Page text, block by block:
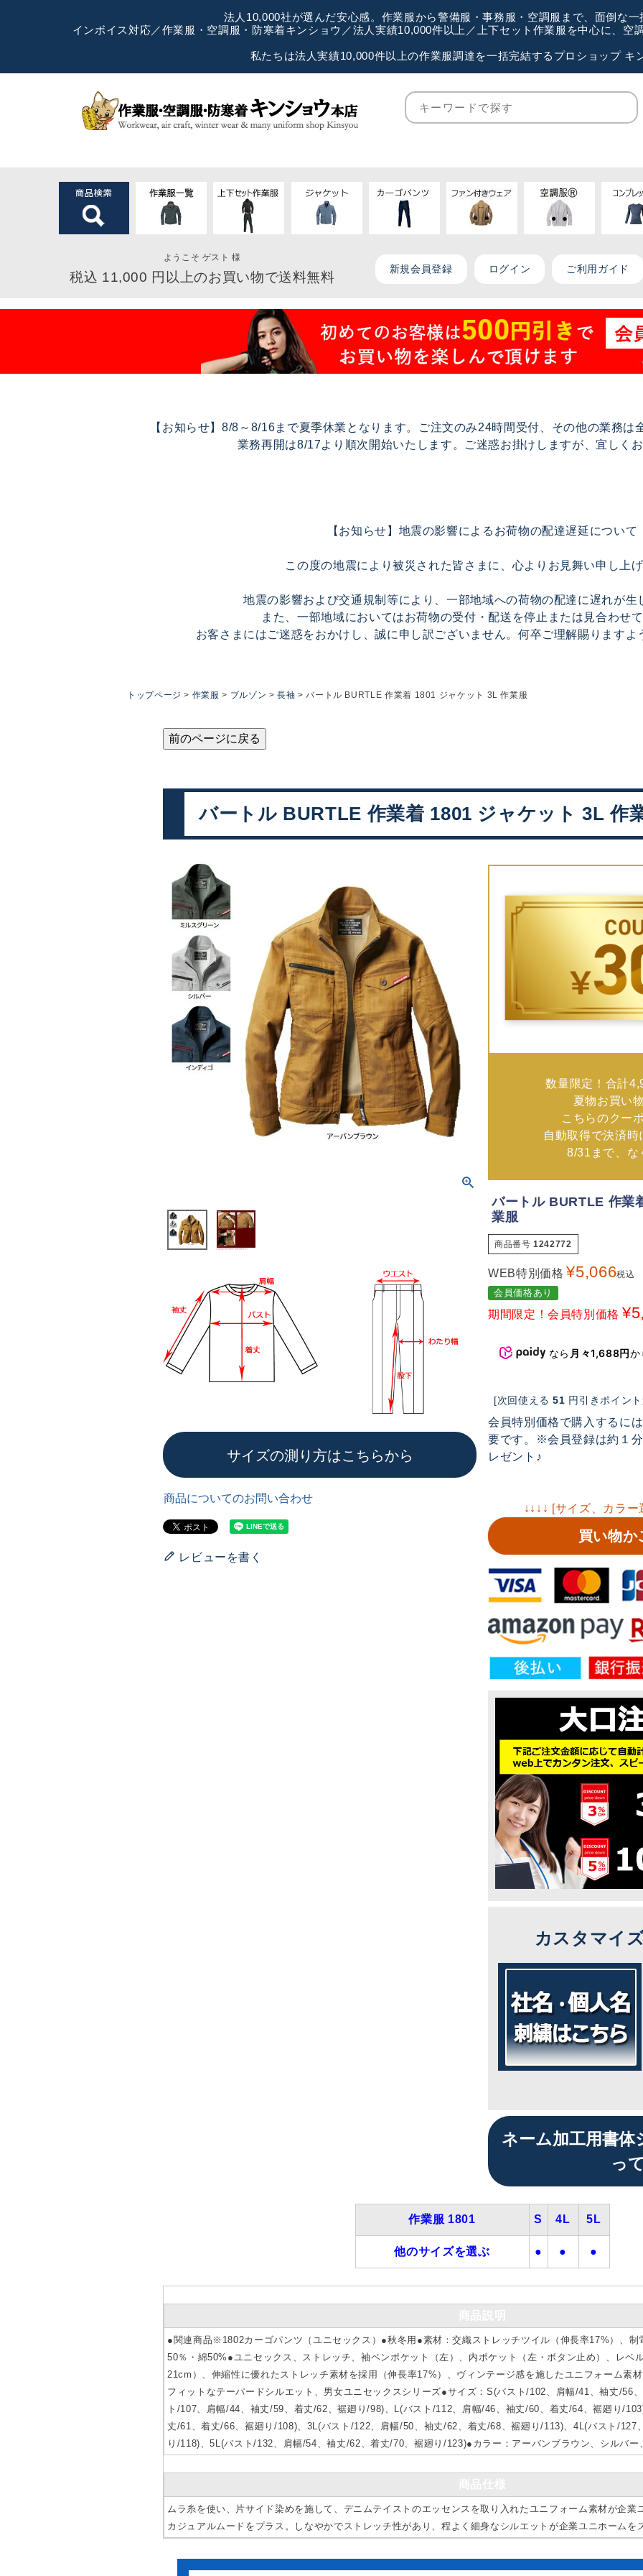
法人10,000社が選んだ安心感。作業服から警備服・事務服・空調服まで、面倒な
インボイス対応／作業服・空調服・防寒着キンショウ／法人実績10,000件以上／上下セット作業服を中心に、空
私たちは法人実績10,000件以上の作業服調達を一括完結するプロショップ キ
ようこそ ゲスト 様
税込 11,000 円以上のお買い物で送料無料
新規会員登録 ログイン ご利用ガイド
【お知らせ】8/8～8/16まで夏季休業となります。ご注文のみ24時間受付、その他の業務は
業務再開は8/17より順次開始いたします。ご迷惑お掛けしますが、宜しく
【お知らせ】地震の影響によるお荷物の配達遅延について
この度の地震により被災された皆さまに、心よりお見舞い申し上
地震の影響および交通規制等により、一部地域への荷物の配達に遅れが生
また、一部地域においてはお荷物の受付・配送を停止または見合わせ
お客さまにはご迷惑をおかけし、誠に申し訳ございません。何卒ご理解賜りますよ
トップページ 作業服 ブルゾン 長袖 バートル BURTLE 作業着 1801 ジャケット 3L 作業服
前のページに戻る
バートル BURTLE 作業着 1801 ジャケット 3L 作
サイズの測り方はこちらから
商品についてのお問い合わせ
レビューを書く
数量限定！合計
夏物お買い
こちらのクー
自動取得で決済
8/31まで、な
バートル BURTLE 作業
業服
商品番号 1242772
WEB特別価格 ¥5,066税込
会員価格あり
期間限定！会員特別価格 ¥
なら 月々1,688円か
[次回使える 51 円引きポイン
会員特別価格で購入するに
要です。※会員登録は約１
レゼント♪
↓↓↓↓ [サイズ、カラ
買い物か
カスタマイ
ネーム加工用書
っ
作業服 1801 S 4L 5L
他のサイズを選ぶ ● ● ●
●関連商品※1802カーゴパンツ（ユニセックス）●秋冬用●素材：交織ストレッチツイル（伸長率17%）、制
50％・綿50%●ユニセックス、ストレッチ、袖ペンポケット（左）、内ポケット（左・ボタン止め）、レベ
21cm）、伸縮性に優れたストレッチ素材を採用（伸長率17%）、ヴィンテージ感を施したユニフォーム素
フィットなテーパードシルエット、男女ユニセックスシリーズ●サイズ：S(バスト/102、肩幅/41、袖丈/56
ト/107、肩幅/44、袖丈/59、着丈/62、裾廻り/98)、L(バスト/112、肩幅/46、袖丈/60、着丈/64、裾廻り/
丈/61、着丈/66、裾廻り/108)、3L(バスト/122、肩幅/50、袖丈/62、着丈/68、裾廻り/113)、4L(バスト/127
り/118)、5L(バスト/132、肩幅/54、袖丈/62、着丈/70、裾廻り/123)●カラー：アーバンブラウン、シルバ
ムラ糸を使い、片サイド染めを施して、デニムテイストのエッセンスを取り入れたユニフォーム素材が企業
カジュアルムードをプラス。しなやかでストレッチ性があり、程よく細身なシルエットが企業ユニホームを